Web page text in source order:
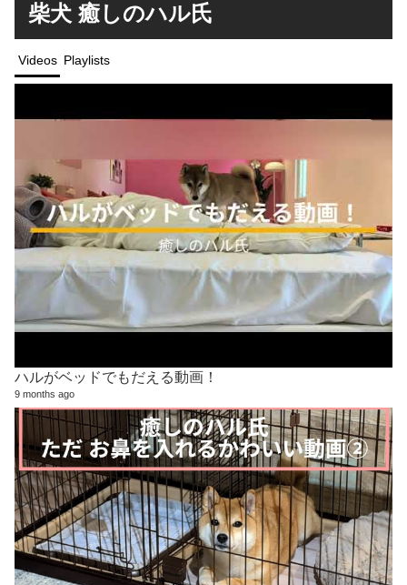
柴犬 癒しのハル氏
Videos Playlists
ハルがベッドでもだえる動画！
9 months ago